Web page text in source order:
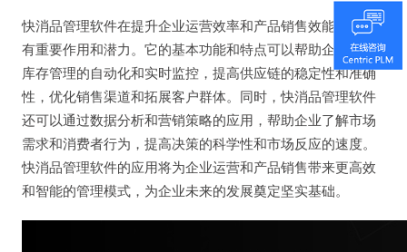
快消品管理软件在提升企业运营效率和产品销售效能方面具
有重要作用和潜力。它的基本功能和特点可以帮助企业实现
库存管理的自动化和实时监控，提高供应链的稳定性和准确
性，优化销售渠道和拓展客户群体。同时，快消品管理软件
还可以通过数据分析和营销策略的应用，帮助企业了解市场
需求和消费者行为，提高决策的科学性和市场反应的速度。
快消品管理软件的应用将为企业运营和产品销售带来更高效
和智能的管理模式，为企业未来的发展奠定坚实基础。